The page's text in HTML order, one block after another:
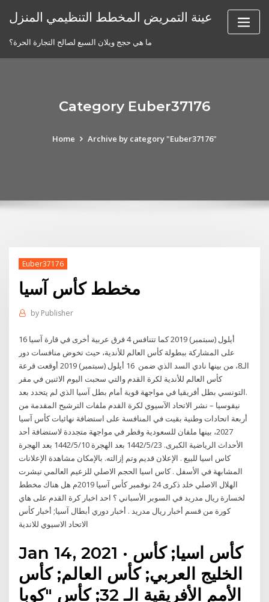
عينة التمريض المخطط التنظيمي المنزل
ما هي حجج ويلان السبع لصالح التجارة الحرة؟
Category Euber37176
Home Archive by category "Euber37176"
Euber37176
مخطط كأس آسيا
by Publisher
16 أيلول (سبتمبر) 2019 كما تتنافس 4 فرق عربية أخرى في قارة آسيا
على المشاركة ببطولة كأس العالم للأندية، حيث تخوض منافسات دور
الـ8، من بينها نادي السد الذي ضمن 16 أيلول (سبتمبر) 2019 أوقعت قرعة
كأس العالم للأندية لكرة القدم والتي سحبت اليوم الاثنين في مقر
التونسي بطل أفريقيا في مواجهة قوية أمام بطل آسيا الذي لم يتحدد بعد.
نيقوسيا – نشر الاتحاد الآسيوي لكرة القدم ملفات الترشيح المقدمة من
أربعة اتحادات وطنية بقيت في المنافسة على استضافة نهائيات كأس آسيا
2027، بينها ملفان للسعودية وقطر في مواجهة متجددة لاستضافة أحد
الأحداث الرياضية الكبرى. 23‏‏/5‏‏/1442 بعد الهجرة 10‏‏/5‏‏/1442 بعد الهجرة
كاس اسيا للبيع . الإعلان قديم وتم إزالته. بالإمكان مشاهدة الإعلانات
المشابهة في الأسفل . كاس اسيا الحجم الاصلي للزعيم العالمي تيشرت
الهلال الاصلي خلد ذكرى 24 نوفمبر كأس آسيا 2019م هل هناك مخطط
لخسارة ريال مدريد في السوبر الأسباني ؟ احد اخبار كرة القدم على هاي
كورة من قسم أخبار ريال مدريد . أخبار دوري أبطال آسيا; أخبار كأس
الاتحاد الاسيوي للاندية
Jan 14, 2021 · كأس اسيا; كأس
الخليج العربي; كأس العالم; كأس
الأمم الأفريقية الـ 32; كأس "كوبا